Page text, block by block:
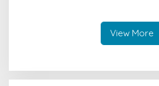
View More